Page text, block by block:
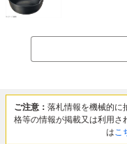
ご注意： 落札情報を機械的に
格等の情報が掲載又は利用さ
はこ